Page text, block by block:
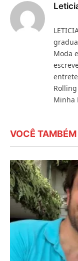
Moda
Minha
VOCÊ